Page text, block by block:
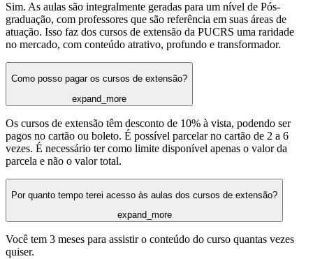
Sim. As aulas são integralmente geradas para um nível de Pós-
graduação, com professores que são referência em suas áreas de
atuação. Isso faz dos cursos de extensão da PUCRS uma raridade
no mercado, com conteúdo atrativo, profundo e transformador.
Como posso pagar os cursos de extensão?
expand_more
Os cursos de extensão têm desconto de 10% à vista, podendo ser
pagos no cartão ou boleto. É possível parcelar no cartão de 2 a 6
vezes. É necessário ter como limite disponível apenas o valor da
parcela e não o valor total.
Por quanto tempo terei acesso às aulas dos cursos de extensão?
expand_more
Você tem 3 meses para assistir o conteúdo do curso quantas vezes
quiser.